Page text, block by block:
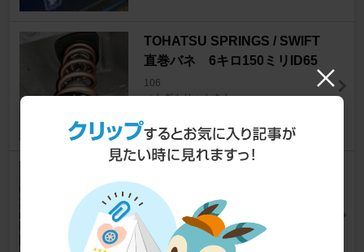
TOHATSU SPRINGS / SWIFT
直巻バネ 6キロ150ミリID65
106
ぺんぎんりゃんさん
D
gigi@106さん